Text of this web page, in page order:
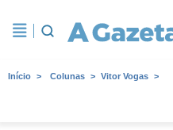
Início Colunas Vitor Vogas